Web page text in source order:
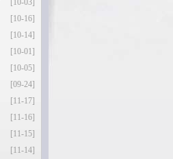
[10-03]
[10-16]
[10-14]
[10-01]
[10-05]
[09-24]
[11-17]
[11-16]
[11-15]
[11-14]